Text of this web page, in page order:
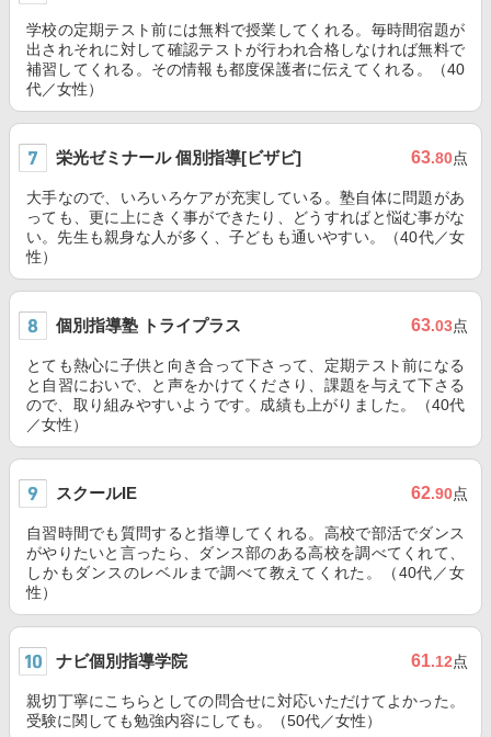
学校の定期テスト前には無料で授業してくれる。毎時間宿題が
出されそれに対して確認テストが行われ合格しなければ無料で
補習してくれる。その情報も都度保護者に伝えてくれる。（40
代／女性）
栄光ゼミナール 個別指導[ビザビ] 63.80点
大手なので、いろいろケアが充実している。塾自体に問題があ
っても、更に上にきく事ができたり、どうすればと悩む事がな
い。先生も親身な人が多く、子どもも通いやすい。（40代／女
性）
個別指導塾 トライプラス 63.03点
とても熱心に子供と向き合って下さって、定期テスト前になる
と自習においで、と声をかけてくださり、課題を与えて下さる
ので、取り組みやすいようです。成績も上がりました。（40代
／女性）
スクールIE 62.90点
自習時間でも質問すると指導してくれる。高校で部活でダンス
がやりたいと言ったら、ダンス部のある高校を調べてくれて、
しかもダンスのレベルまで調べて教えてくれた。（40代／女
性）
ナビ個別指導学院 61.12点
親切丁寧にこちらとしての問合せに対応いただけてよかった。
受験に関しても勉強内容にしても。（50代／女性）